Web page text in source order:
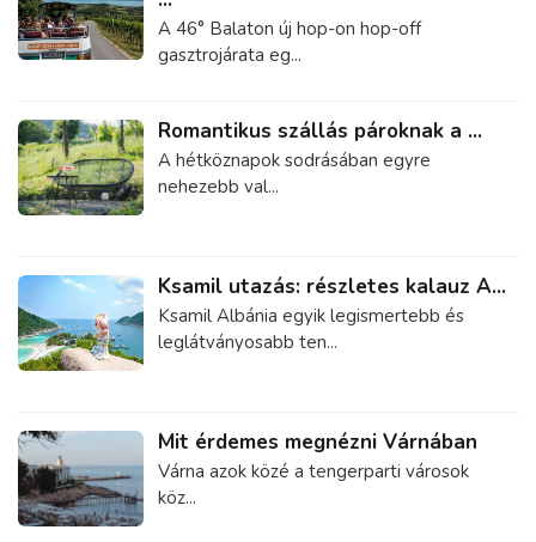
A 46° Balaton új hop-on hop-off
gasztrojárata eg...
Romantikus szállás pároknak a ...
A hétköznapok sodrásában egyre
nehezebb val...
Ksamil utazás: részletes kalauz A...
Ksamil Albánia egyik legismertebb és
leglátványosabb ten...
Mit érdemes megnézni Várnában
Várna azok közé a tengerparti városok
köz...